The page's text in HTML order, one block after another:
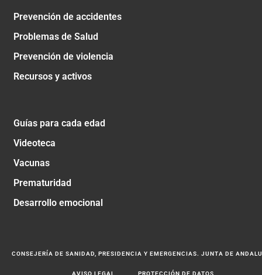
Prevención de accidentes
Problemas de Salud
Prevención de violencia
Recursos y activos
Guías para cada edad
Videoteca
Vacunas
Prematuridad
Desarrollo emocional
CONSEJERÍA DE SANIDAD, PRESIDENCIA Y EMERGENCIAS. JUNTA DE